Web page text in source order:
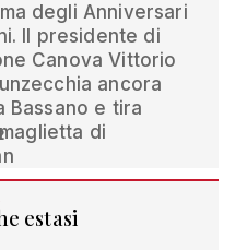
degli Anniversari
Il presidente di
Canova Vittorio
ancora
Bassano e tira
di
estasi